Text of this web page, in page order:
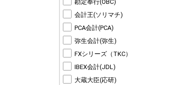
勘定奉行(OBC)
会計王(ソリマチ)
PCA会計(PCA)
弥生会計(弥生)
FXシリーズ（TKC）
IBEX会計(JDL)
大蔵大臣(応研)